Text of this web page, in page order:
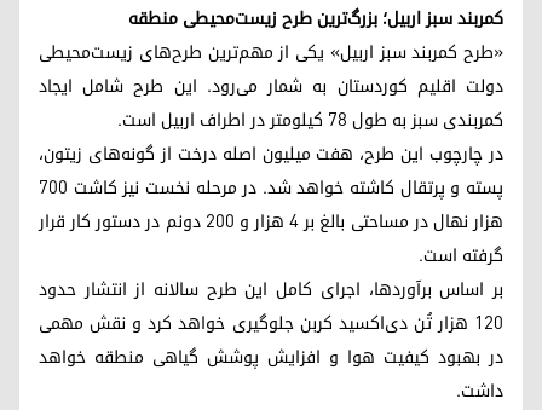
کمربند سبز اربیل؛ بزرگ‌ترین طرح زیست‌محیطی منطقه
«طرح کمربند سبز اربیل» یکی از مهم‌ترین طرح‌های زیست‌محیطی
دولت اقلیم کوردستان به شمار می‌رود. این طرح شامل ایجاد
کمربندی سبز به طول ۷۸ کیلومتر در اطراف اربیل است.
در چارچوب این طرح، هفت میلیون اصله درخت از گونه‌های زیتون،
پسته و پرتقال کاشته خواهد شد. در مرحله نخست نیز کاشت ۷۰۰
هزار نهال در مساحتی بالغ بر ۴ هزار و ۲۰۰ دونم در دستور کار قرار
گرفته است.
بر اساس برآوردها، اجرای کامل این طرح سالانه از انتشار حدود
۱۲۰ هزار تُن دی‌اکسید کربن جلوگیری خواهد کرد و نقش مهمی
در بهبود کیفیت هوا و افزایش پوشش گیاهی منطقه خواهد
داشت.